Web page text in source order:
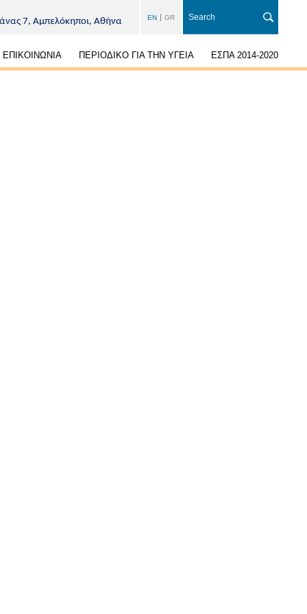
7, Αμπελόκηποι, Αθήνα EN GR
ΕΠΙΚΟΙΝΩΝΙΑ ΠΕΡΙΟΔΙΚΟ ΓΙΑ ΤΗΝ ΥΓΕΙΑ ΕΣΠΑ 2014-2020